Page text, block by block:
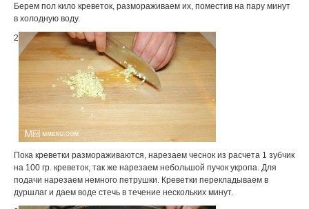
Берем пол кило креветок, размораживаем их, поместив на пару минут
в холодную воду.
2
Пока креветки размораживаются, нарезаем чеснок из расчета 1 зубчик
на 100 гр. креветок, так же нарезаем небольшой пучок укропа. Для
подачи нарезаем немного петрушки. Креветки перекладываем в
дуршлаг и даем воде стечь в течение нескольких минут.